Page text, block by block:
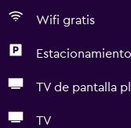
Wifi gratis
TV de pantalla
TV